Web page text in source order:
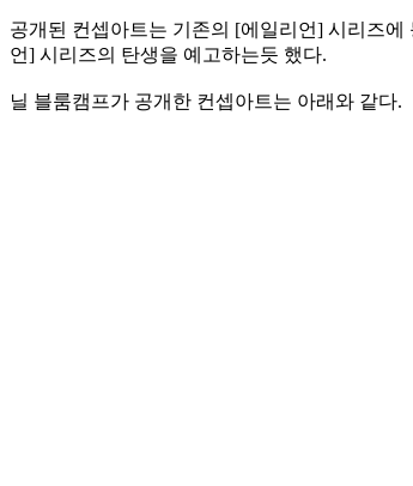
공개된 컨셉아트는 기존의 [에일리언] 시리즈
언] 시리즈의 탄생을 예고하는듯 했다.
닐 블룸캠프가 공개한 컨셉아트는 아래와 같다.